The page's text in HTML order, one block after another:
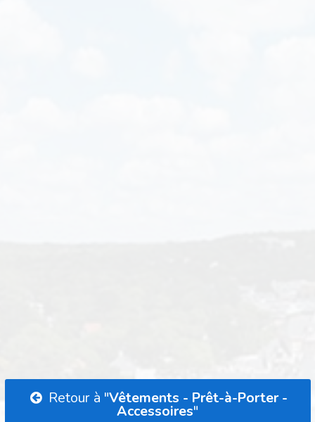
Retour à "Vêtements - Prêt-à-Porter -
Accessoires"